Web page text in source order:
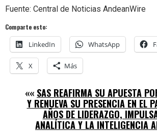
Fuente: Central de Noticias AndeanWire
Comparte esto:
LinkedIn WhatsApp
X Más
«« SAS REAFIRMA SU APUESTA
Y RENUEVA SU PRESENCIA EN EL
AÑOS DE LIDERAZGO,
ANALÍTICA Y LA INTELIGENCIA